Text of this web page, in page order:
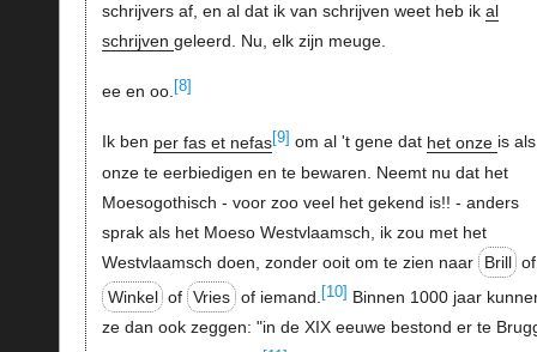
schrijvers af, en al dat ik van schrijven weet heb ik al
schrijven geleerd. Nu, elk zijn meuge.
ee en oo. [8]
Ik ben per fas et nefas[9] om al 't gene dat het onze is
onze te eerbiedigen en te bewaren. Neemt nu dat het
Moesogothisch - voor zoo veel het gekend is!! - anders
sprak als het Moeso Westvlaamsch, ik zou met het
Westvlaamsch doen, zonder ooit om te zien naar
Brill of
Winkel of Vries of iemand. [10] Binnen 1000 jaar
ze dan ook zeggen: "in de XIX eeuwe bestond er te